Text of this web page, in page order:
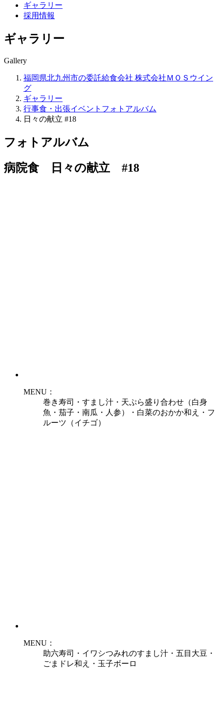
ギャラリー
採用情報
ギャラリー
Gallery
福岡県北九州市の委託給食会社 株式会社ＭＯＳウイン
グ
ギャラリー
行事食・出張イベントフォトアルバム
日々の献立 #18
フォトアルバム
病院食 日々の献立 #18
MENU：
巻き寿司・すまし汁・天ぷら盛り合わせ（白身
魚・茄子・南瓜・人参）・白菜のおかか和え・フ
ルーツ（イチゴ）
MENU：
助六寿司・イワシつみれのすまし汁・五目大豆・
ごまドレ和え・玉子ボーロ